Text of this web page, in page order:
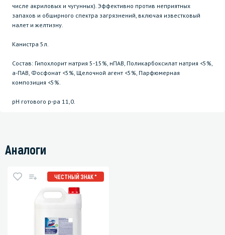
числе акриловых и чугунных). Эффективно против неприятных
запахов и обширного спектра загрязнений, включая известковый
налет и желтизну.
Канистра 5л.
Состав: Гипохлорит натрия 5-15%, нПАВ, Поликарбоксилат натрия <5%,
а-ПАВ, Фосфонат <5%, Щелочной агент <5%, Парфюмерная
композиция <5%.
рН готового р-ра 11,0.
Аналоги
ЧЕСТНЫЙ ЗНАК *